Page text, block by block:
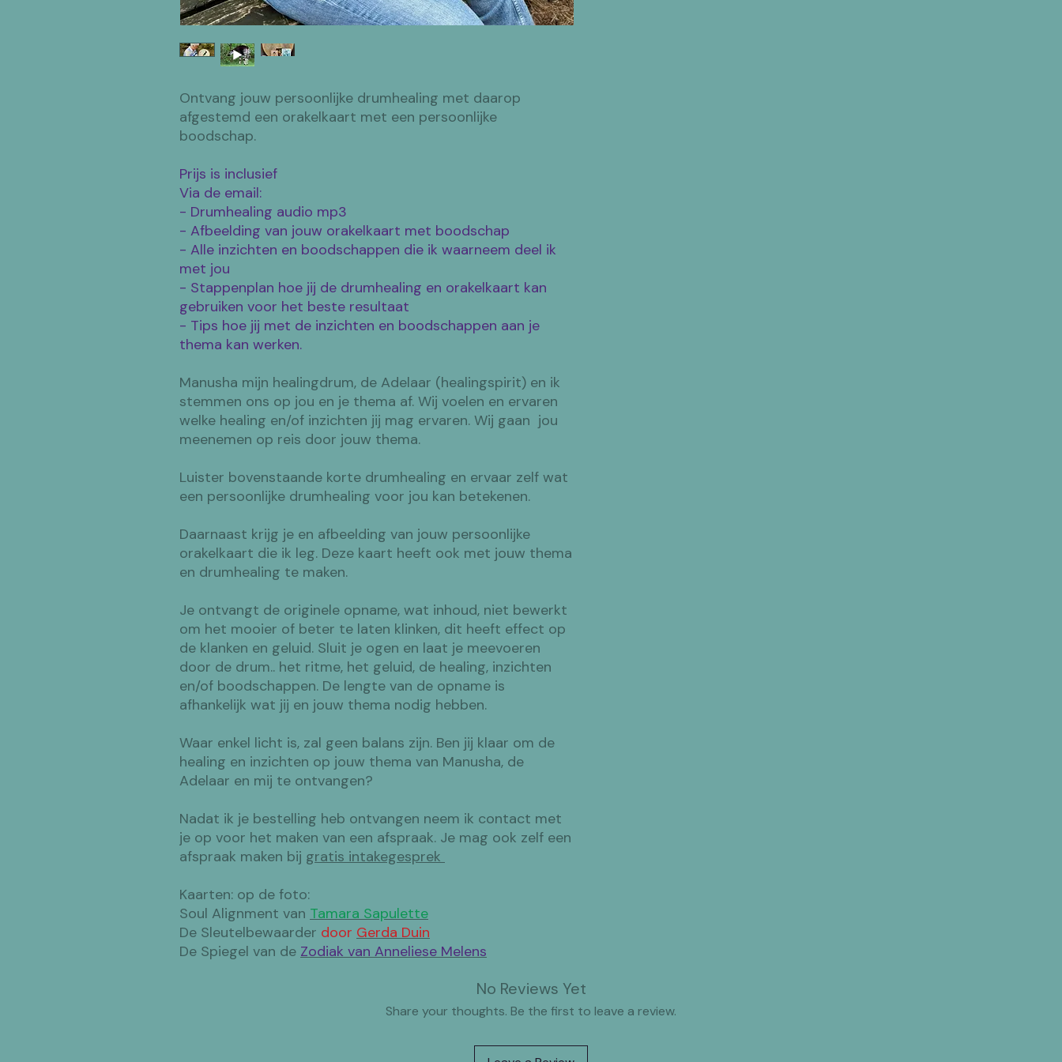
Ontvang jouw persoonlijke drumhealing met daarop
afgestemd een orakelkaart met een persoonlijke
boodschap.
Prijs is inclusief
Via de email:
- Drumhealing audio mp3
- Afbeelding van jouw orakelkaart met boodschap
- Alle inzichten en boodschappen die ik waarneem deel ik
met jou
- Stappenplan hoe jij de drumhealing en orakelkaart kan
gebruiken voor het beste resultaat
- Tips hoe jij met de inzichten en boodschappen aan je
thema kan werken.
Manusha mijn healingdrum, de Adelaar (healingspirit) en ik
stemmen ons op jou en je thema af. Wij voelen en ervaren
welke healing en/of inzichten jij mag ervaren. Wij gaan jou
meenemen op reis door jouw thema.
Luister bovenstaande korte drumhealing en ervaar zelf wat
een persoonlijke drumhealing voor jou kan betekenen.
Daarnaast krijg je en afbeelding van jouw persoonlijke
orakelkaart die ik leg. Deze kaart heeft ook met jouw thema
en drumhealing te maken.
Je ontvangt de originele opname, wat inhoud, niet bewerkt
om het mooier of beter te laten klinken, dit heeft effect op
de klanken en geluid. Sluit je ogen en laat je meevoeren
door de drum.. het ritme, het geluid, de healing, inzichten
en/of boodschappen. De lengte van de opname is
afhankelijk wat jij en jouw thema nodig hebben.
Waar enkel licht is, zal geen balans zijn. Ben jij klaar om de
healing en inzichten op jouw thema van Manusha, de
Adelaar en mij te ontvangen?
Nadat ik je bestelling heb ontvangen neem ik contact met
je op voor het maken van een afspraak. Je mag ook zelf een
afspraak maken bij gratis intakegesprek
Kaarten: op de foto:
Soul Alignment van Tamara Sapulette
De Sleutelbewaarder door Gerda Duin
De Spiegel van de Zodiak van Anneliese Melens
No Reviews Yet
Share your thoughts. Be the first to leave a review.